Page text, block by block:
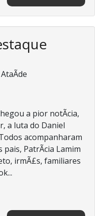
a pior notÃ­cia,
a luta do Daniel
acompanharam
PatrÃ­cia Lamim
irmÃ£s, familiares